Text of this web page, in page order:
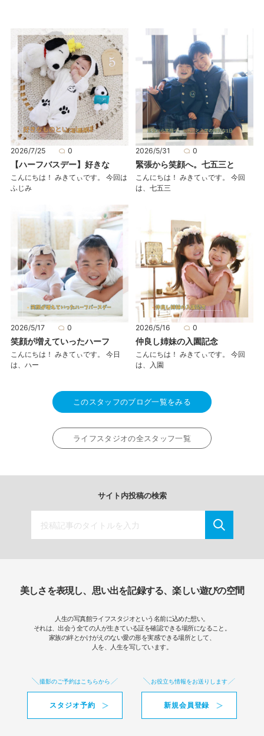
2026/7/25 0
【ハーフバスデー】好きな
こんにちは！ みきてぃです。 今回は
ふじみ
2026/5/31 0
緊張から笑顔へ。七五三と
こんにちは！ みきてぃです。 今回
は、七五三
2026/5/17 0
笑顔が増えていったハーフ
こんにちは！ みきてぃです。 今日
は、ハー
2026/5/16 0
仲良し姉妹の入園記念
こんにちは！ みきてぃです。 今回
は、入園
このスタッフのブログ一覧をみる
ライフスタジオの全スタッフ一覧
サイト内投稿の検索
美しさを表現し、思い出を記録する、楽しい遊びの空間
人生の写真館ライフスタジオという名前に込めた想い。
それは、出会う全ての人が生きている証を確認できる場所になること。
家族の絆とかけがえのない愛の形を実感できる場所として、
人を、人生を写しています。
撮影のご予約はこちらから
スタジオ予約
お役立ち情報をお送りします
新規会員登録